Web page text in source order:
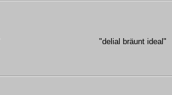
"delial bräunt ideal"